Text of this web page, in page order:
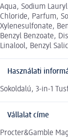
Aqua, Sodium
Chloride, Parfum,
Xylenesulfonate,
Benzyl Benzoate,
Linalool, Benzyl
Használati
Sokoldalú, 3-in-1
Vállalat címe
Procter&Gamble